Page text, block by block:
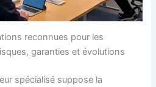
reconnues pour les
garanties et évolutions
spécialisé suppose la